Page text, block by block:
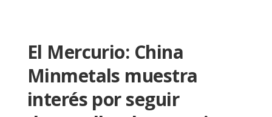
El Mercurio: China
Minmetals muestra
interés por seguir